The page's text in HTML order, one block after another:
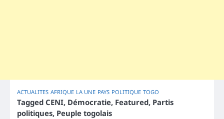
ACTUALITES AFRIQUE LA UNE PAYS POLITIQUE TOGO
Tagged CENI, Démocratie, Featured, Partis
politiques, Peuple togolais